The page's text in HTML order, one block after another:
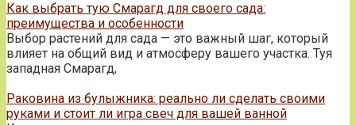
Как выбрать тую Смарагд для своего сада:
преимущества и особенности
Выбор растений для сада — это важный шаг, который
влияет на общий вид и атмосферу вашего участка. Туя
западная Смарагд,
Раковина из булыжника: реально ли сделать своими
руками и стоит ли игра свеч для вашей ванной